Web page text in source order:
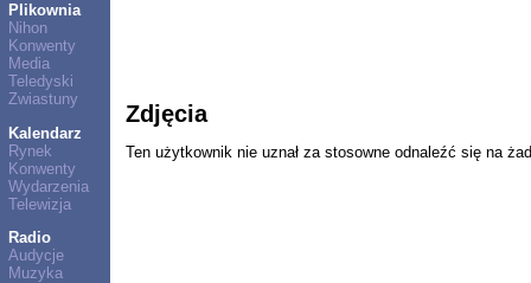
Plikownia
Nihon
Konwenty
Media
Teledyski
Zwiastuny
Kalendarz
Rynek
Konwenty
Wydarzenia
Telewizja
Radio
Audycje
Muzyka
Zdjęcia
Ten użytkownik nie uznał za stosowne odnaleźć się na